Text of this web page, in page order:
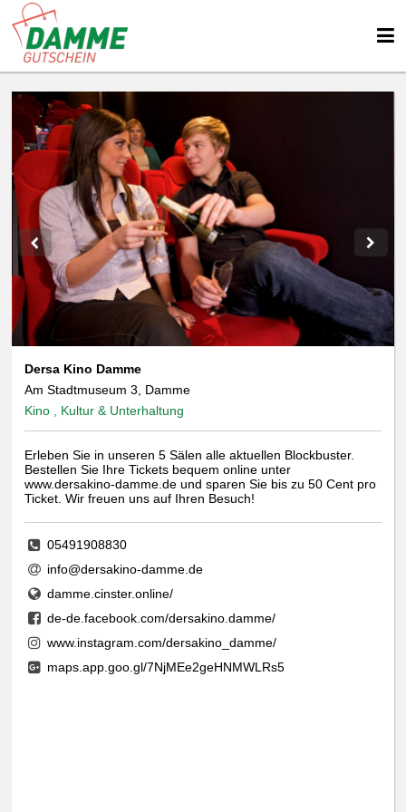
Dersa Kino Damme
Am Stadtmuseum 3, Damme
Kino , Kultur & Unterhaltung
Erleben Sie in unseren 5 Sälen alle aktuellen Blockbuster.
Bestellen Sie Ihre Tickets bequem online unter
www.dersakino-damme.de und sparen Sie bis zu 50 Cent pro
Ticket. Wir freuen uns auf Ihren Besuch!
05491908830
info@dersakino-damme.de
damme.cinster.online/
de-de.facebook.com/dersakino.damme/
www.instagram.com/dersakino_damme/
maps.app.goo.gl/7NjMEe2geHNMWLRs5